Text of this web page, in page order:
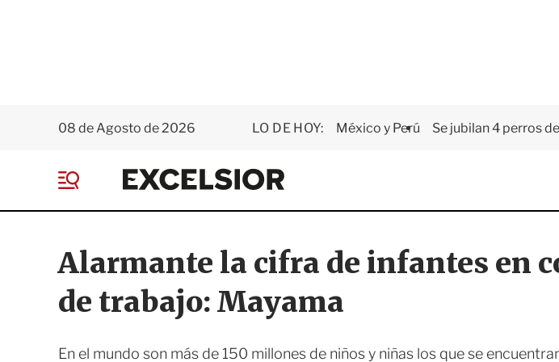
08 de Agosto de 2026 LO DE HOY: México y Perú Se jubilan 4 perros
E
x
e
s
i
o
r
e
Alarmante la cifra de infantes en
de trabajo: Mayama
En el mundo son más de 150 millones de niños y niñas los que se